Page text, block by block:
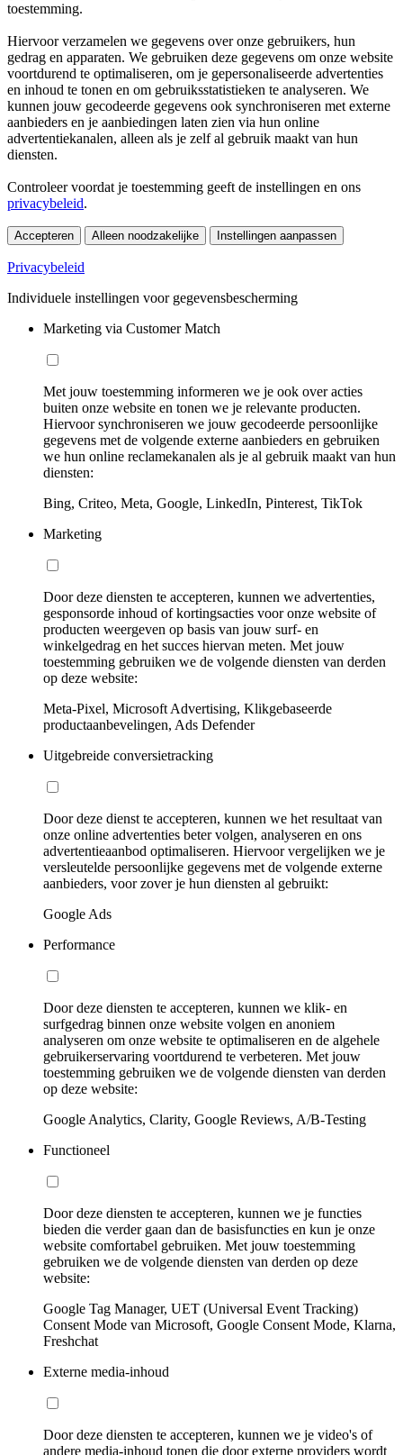
toestemming.
Hiervoor verzamelen we gegevens over onze gebruikers, hun
gedrag en apparaten. We gebruiken deze gegevens om onze website
voortdurend te optimaliseren, om je gepersonaliseerde advertenties
en inhoud te tonen en om gebruiksstatistieken te analyseren. We
kunnen jouw gecodeerde gegevens ook synchroniseren met externe
aanbieders en je aanbiedingen laten zien via hun online
advertentiekanalen, alleen als je zelf al gebruik maakt van hun
diensten.
Controleer voordat je toestemming geeft de instellingen en ons
privacybeleid.
Accepteren Alleen noodzakelijke Instellingen aanpassen
Privacybeleid
Individuele instellingen voor gegevensbescherming
Marketing via Customer Match
Met jouw toestemming informeren we je ook over acties
buiten onze website en tonen we je relevante producten.
Hiervoor synchroniseren we jouw gecodeerde persoonlijke
gegevens met de volgende externe aanbieders en gebruiken
we hun online reclamekanalen als je al gebruik maakt van hun
diensten:
Bing, Criteo, Meta, Google, LinkedIn, Pinterest, TikTok
Marketing
Door deze diensten te accepteren, kunnen we advertenties,
gesponsorde inhoud of kortingsacties voor onze website of
producten weergeven op basis van jouw surf- en
winkelgedrag en het succes hiervan meten. Met jouw
toestemming gebruiken we de volgende diensten van derden
op deze website:
Meta-Pixel, Microsoft Advertising, Klikgebaseerde
productaanbevelingen, Ads Defender
Uitgebreide conversietracking
Door deze dienst te accepteren, kunnen we het resultaat van
onze online advertenties beter volgen, analyseren en ons
advertentieaanbod optimaliseren. Hiervoor vergelijken we je
versleutelde persoonlijke gegevens met de volgende externe
aanbieders, voor zover je hun diensten al gebruikt:
Google Ads
Performance
Door deze diensten te accepteren, kunnen we klik- en
surfgedrag binnen onze website volgen en anoniem
analyseren om onze website te optimaliseren en de algehele
gebruikerservaring voortdurend te verbeteren. Met jouw
toestemming gebruiken we de volgende diensten van derden
op deze website:
Google Analytics, Clarity, Google Reviews, A/B-Testing
Functioneel
Door deze diensten te accepteren, kunnen we je functies
bieden die verder gaan dan de basisfuncties en kun je onze
website comfortabel gebruiken. Met jouw toestemming
gebruiken we de volgende diensten van derden op deze
website:
Google Tag Manager, UET (Universal Event Tracking)
Consent Mode van Microsoft, Google Consent Mode, Klarna,
Freshchat
Externe media-inhoud
Door deze diensten te accepteren, kunnen we je video's of
andere media-inhoud tonen die door externe providers wordt